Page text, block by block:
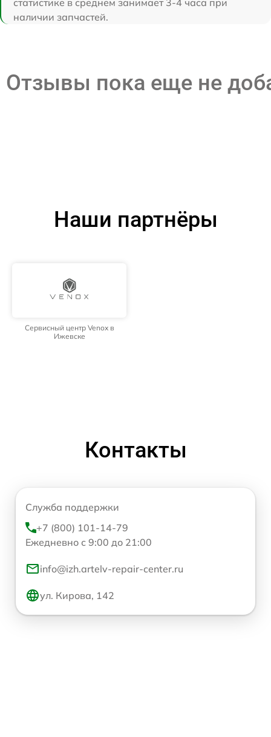
наличии запчастей.
Отзывы пока еще не
Наши партнёры
Сервисный центр Venox в
Ижевске
Контакты
Служба поддержки
+7 (800) 101-14-79
Ежедневно с 9:00 до 21:00
info@izh.artelv-repair-center.ru
ул. Кирова, 142